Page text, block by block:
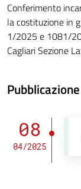
Conferimento
la costituzione in
1/2025 e 1081/
Cagliari Sezione
Pubblicazione
08
04/2025